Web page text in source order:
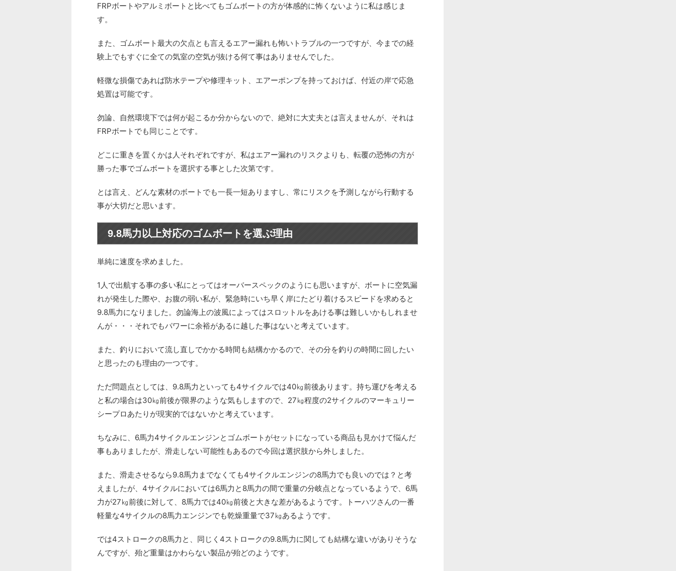
FRPボートやアルミボートと比べてもゴムボートの方が体感的に怖くないように私は感じま
す。
また、ゴムボート最大の欠点とも言えるエアー漏れも怖いトラブルの一つですが、今までの経
験上でもすぐに全ての気室の空気が抜ける何て事はありませんでした。
軽微な損傷であれば防水テープや修理キット、エアーポンプを持っておけば、付近の岸で応急
処置は可能です。
勿論、自然環境下では何が起こるか分からないので、絶対に大丈夫とは言えませんが、それは
FRPボートでも同じことです。
どこに重きを置くかは人それぞれですが、私はエアー漏れのリスクよりも、転覆の恐怖の方が
勝った事でゴムボートを選択する事とした次第です。
とは言え、どんな素材のボートでも一長一短ありますし、常にリスクを予測しながら行動する
事が大切だと思います。
9.8馬力以上対応のゴムボートを選ぶ理由
単純に速度を求めました。
1人で出航する事の多い私にとってはオーバースペックのようにも思いますが、ボートに空気漏
れが発生した際や、お腹の弱い私が、緊急時にいち早く岸にたどり着けるスピードを求めると
9.8馬力になりました。勿論海上の波風によってはスロットルをあける事は難しいかもしれませ
んが・・・それでもパワーに余裕があるに越した事はないと考えています。
また、釣りにおいて流し直しでかかる時間も結構かかるので、その分を釣りの時間に回したい
と思ったのも理由の一つです。
ただ問題点としては、9.8馬力といっても4サイクルでは40㎏前後あります。持ち運びを考える
と私の場合は30㎏前後が限界のような気もしますので、27㎏程度の2サイクルのマーキュリー
シープロあたりが現実的ではないかと考えています。
ちなみに、6馬力4サイクルエンジンとゴムボートがセットになっている商品も見かけて悩んだ
事もありましたが、滑走しない可能性もあるので今回は選択肢から外しました。
また、滑走させるなら9.8馬力までなくても4サイクルエンジンの8馬力でも良いのでは？と考
えましたが、4サイクルにおいては6馬力と8馬力の間で重量の分岐点となっているようで、6馬
力が27㎏前後に対して、8馬力では40㎏前後と大きな差があるようです。トーハツさんの一番
軽量な4サイクルの8馬力エンジンでも乾燥重量で37㎏あるようです。
では4ストロークの8馬力と、同じく4ストロークの9.8馬力に関しても結構な違いがありそうな
んですが、殆ど重量はかわらない製品が殆どのようです。